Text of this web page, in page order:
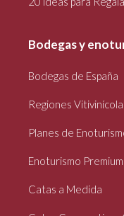
Bodegas y
Bodegas de España
Regiones
Planes de
Enoturismo Premium
Catas a Medida